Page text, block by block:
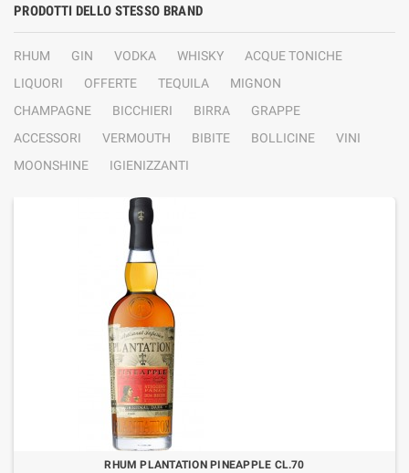
PRODOTTI DELLO STESSO BRAND
RHUM GIN VODKA WHISKY
ACQUE TONICHE
LIQUORI
OFFERTE TEQUILA
MIGNON
CHAMPAGNE
BICCHIERI BIRRA
GRAPPE
ACCESSORI
VERMOUTH BIBITE BOLLICINE
VINI
MOONSHINE
IGIENIZZANTI
RHUM PLANTATION PINEAPPLE CL.70